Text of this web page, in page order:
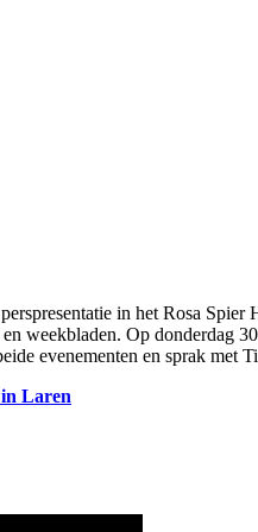
in het Rosa
weekbladen. Op donderdag
evenementen en sprak met
in Laren